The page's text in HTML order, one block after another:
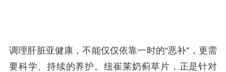
调理肝脏亚健康，不能仅仅依靠一时的“恶补”，更需
要科学、持续的养护。纽崔莱奶蓟草片，正是针对